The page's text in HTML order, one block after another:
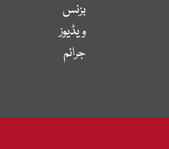
بزنس
ویڈیوز
جرائم